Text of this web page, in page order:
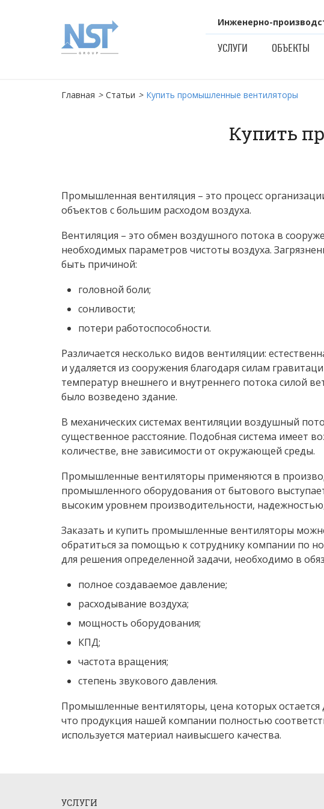
Инженерно-
УСЛУГИ ОБЪЕКТЫ
Главная > Статьи > Купить промышленные вентиляторы
Купить
Промышленная вентиляция – это процесс
объектов с большим расходом воздуха.
Вентиляция – это обмен воздушного потока в
необходимых параметров чистоты воздуха.
быть причиной:
головной боли;
сонливости;
потери работоспособности.
Различается несколько видов вентиляции:
и удаляется из сооружения благодаря силам
температур внешнего и внутреннего потока силой
было возведено здание.
В механических системах вентиляции воздушный
существенное расстояние. Подобная система имеет
количестве, вне зависимости от окружающей среды.
Промышленные вентиляторы применяются в
промышленного оборудования от бытового
высоким уровнем производительности,
Заказать и купить промышленные вентиляторы
обратиться за помощью к сотруднику компании по
для решения определенной задачи, необходимо в
полное создаваемое давление;
расходывание воздуха;
мощность оборудования;
КПД;
частота вращения;
степень звукового давления.
Промышленные вентиляторы, цена которых остается
что продукция нашей компании полностью
используется материал наивысшего качества.
УСЛУГИ